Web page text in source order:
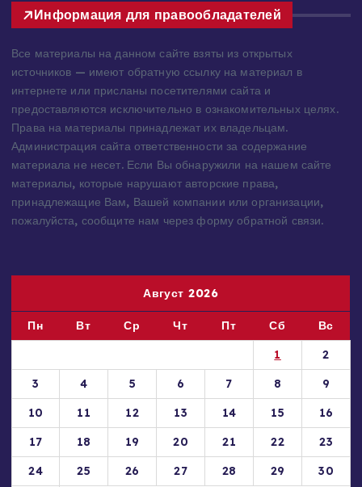
Информация для правообладателей
Все материалы на данном сайте взяты из открытых
источников — имеют обратную ссылку на материал в
интернете или присланы посетителями сайта и
предоставляются исключительно в ознакомительных целях.
Права на материалы принадлежат их владельцам.
Администрация сайта ответственности за содержание
материала не несет. Если Вы обнаружили на нашем сайте
материалы, которые нарушают авторские права,
принадлежащие Вам, Вашей компании или организации,
пожалуйста, сообщите нам через форму обратной связи.
Август 2026
Пн Вт Ср Чт Пт Сб
Вс
1
2
3
4 5 6 7 8
9
10
11 12 13 14 15
16
17
18 19 20 21 22
23
24
25 26 27 28 29
30